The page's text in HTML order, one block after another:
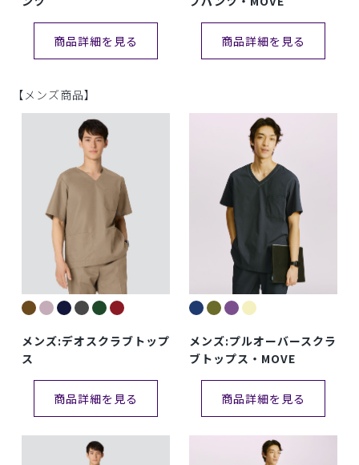
商品詳細を見る 商品詳細を見る
【メンズ商品】
メンズ:デオスクラブトップ
ス
商品詳細を見る
メンズ:プルオーバースクラ
ブトップス・MOVE
商品詳細を見る